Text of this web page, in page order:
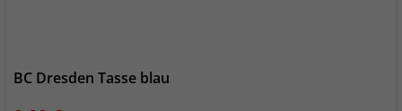
BC Dresden Tasse blau